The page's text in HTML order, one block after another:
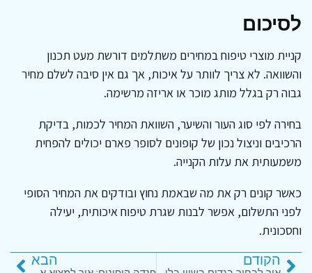
לסיכום
קניית מוצרי טיפוח במחירים משתלמים דורשת מעט תכנון
והשוואה. לא צריך לוותר על איכות, אך גם אין סיבה לשלם מחיר
גבוה רק בגלל מותג מוכר או אריזה מרשימה.
בחירה לפי סוג העור והשיער, השוואת המחיר לכמות, בדיקת
הרכיבים וניצול נכון של קופונים לסופר פארם יכולים להפחית
משמעותית את עלות הקנייה.
כאשר קונים רק את מה שבאמת נחוץ ובודקים את המחיר הסופי
לפני התשלום, אפשר לבנות שגרת טיפוח איכותית, יעילה
וחסכונית.
הקודם הבא